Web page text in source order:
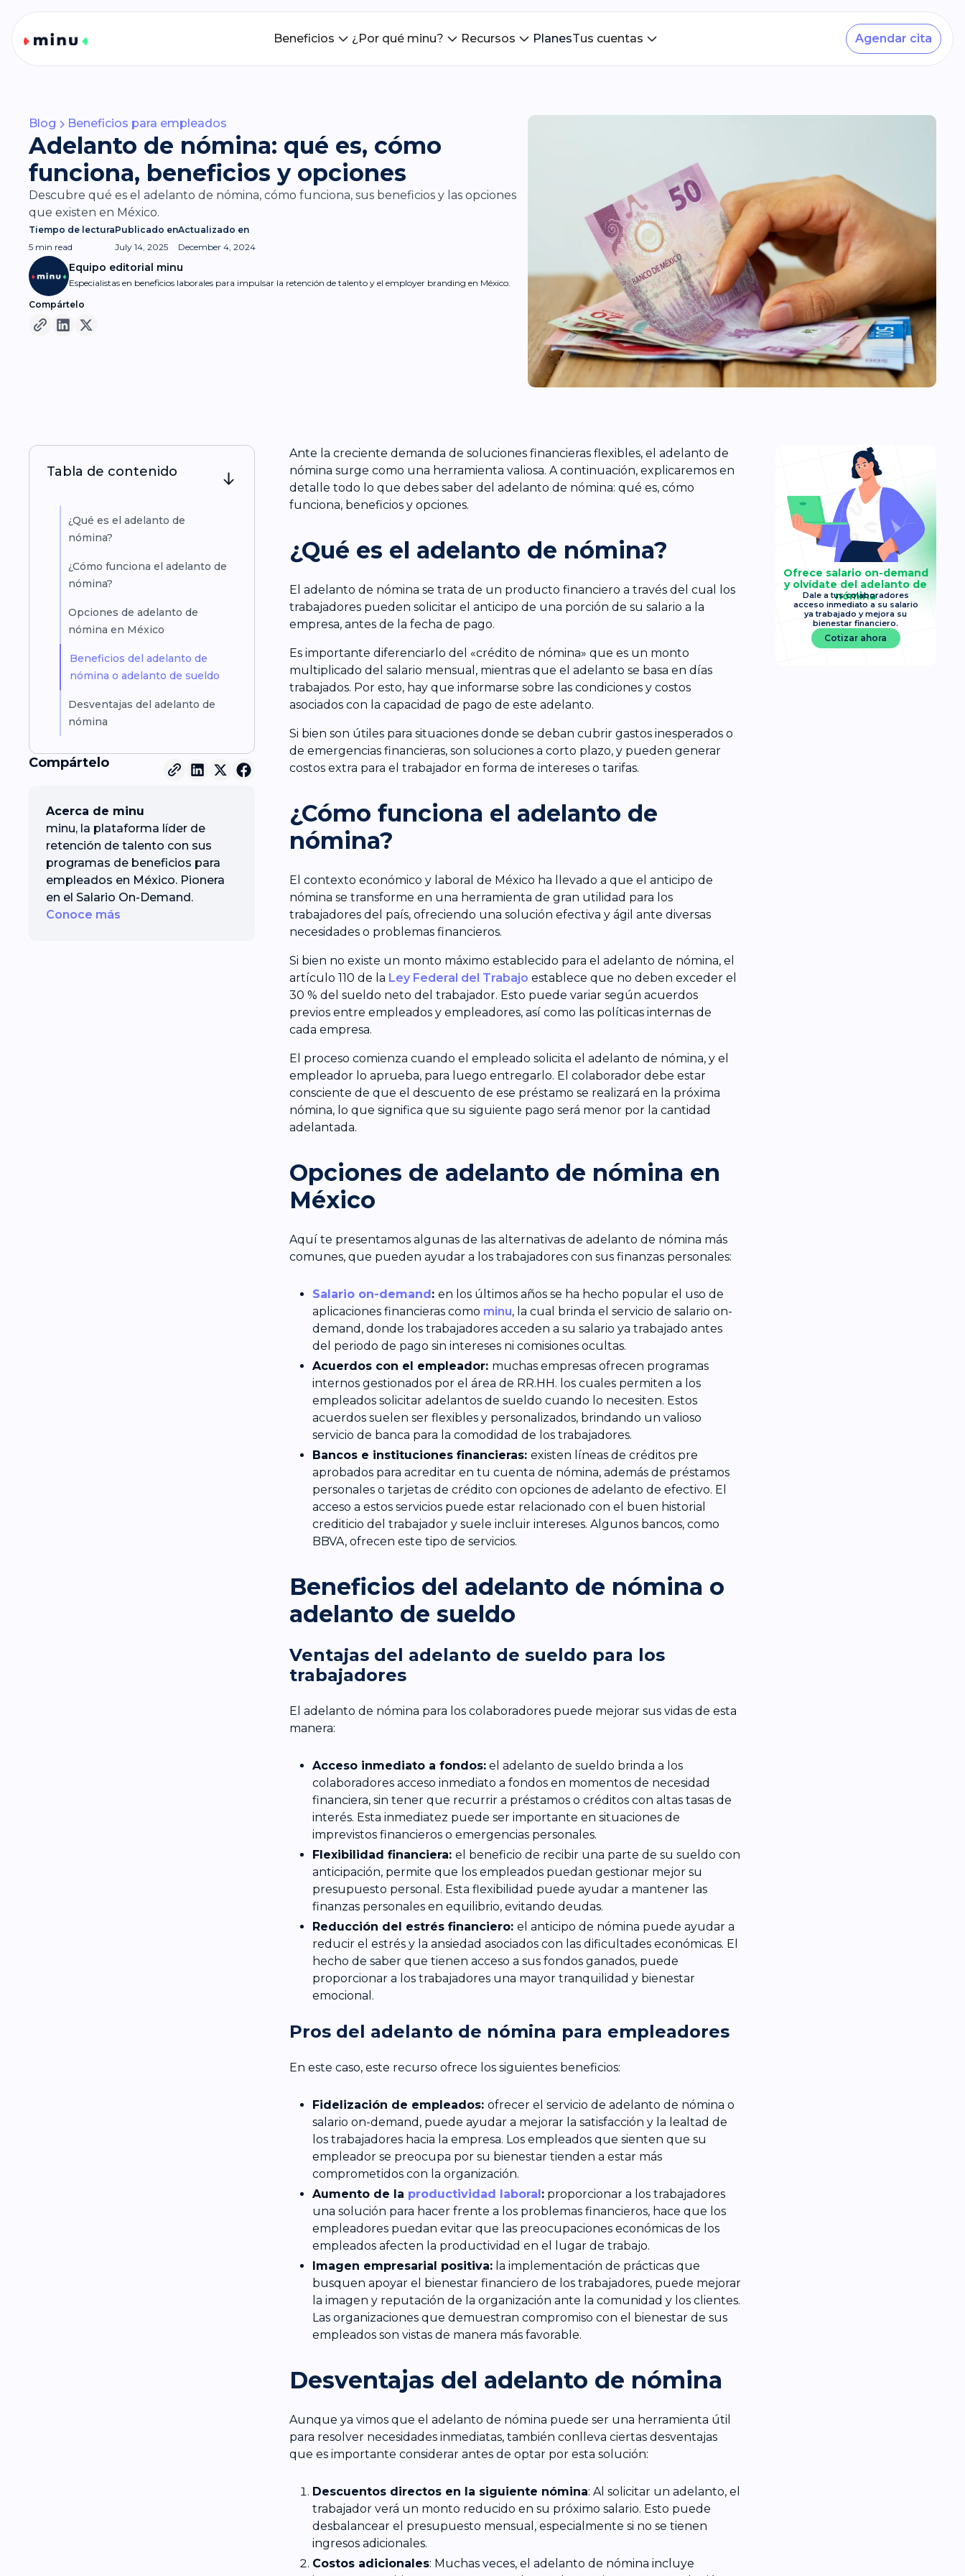
Beneficios ¿Por qué minu? Recursos PlanesTus cuentas Agendar cita
Blog Beneficios para empleados
Adelanto de nómina: qué es, cómo
funciona, beneficios y opciones
Descubre qué es el adelanto de nómina, cómo funciona, sus beneficios y las opciones
que existen en México.
Tiempo de lectura
5 min read
Publicado en
July 14, 2025
Actualizado en
December 4, 2024
Equipo editorial minu
Especialistas en beneficios laborales para impulsar la retención de talento y el employer branding en México.
Compártelo
Tabla de contenido
¿Qué es el adelanto de
nómina?
¿Cómo funciona el adelanto de
nómina?
Opciones de adelanto de
nómina en México
Beneficios del adelanto de
nómina o adelanto de sueldo
Desventajas del adelanto de
nómina
Compártelo
Acerca de minu
minu, la plataforma líder de
retención de talento con sus
programas de beneficios para
empleados en México. Pionera
en el Salario On-Demand.
Conoce más
Ante la creciente demanda de soluciones financieras flexibles, el adelanto de
nómina surge como una herramienta valiosa. A continuación, explicaremos en
detalle todo lo que debes saber del adelanto de nómina: qué es, cómo
funciona, beneficios y opciones.
¿Qué es el adelanto de nómina?
El adelanto de nómina se trata de un producto financiero a través del cual los
trabajadores pueden solicitar el anticipo de una porción de su salario a la
empresa, antes de la fecha de pago.
Es importante diferenciarlo del «crédito de nómina» que es un monto
multiplicado del salario mensual, mientras que el adelanto se basa en días
trabajados. Por esto, hay que informarse sobre las condiciones y costos
asociados con la capacidad de pago de este adelanto.
Si bien son útiles para situaciones donde se deban cubrir gastos inesperados o
de emergencias financieras, son soluciones a corto plazo, y pueden generar
costos extra para el trabajador en forma de intereses o tarifas.
¿Cómo funciona el adelanto de
nómina?
El contexto económico y laboral de México ha llevado a que el anticipo de
nómina se transforme en una herramienta de gran utilidad para los
trabajadores del país, ofreciendo una solución efectiva y ágil ante diversas
necesidades o problemas financieros.
Si bien no existe un monto máximo establecido para el adelanto de nómina, el
artículo 110 de la Ley Federal del Trabajo establece que no deben exceder el
30 % del sueldo neto del trabajador. Esto puede variar según acuerdos
previos entre empleados y empleadores, así como las políticas internas de
cada empresa.
El proceso comienza cuando el empleado solicita el adelanto de nómina, y el
empleador lo aprueba, para luego entregarlo. El colaborador debe estar
consciente de que el descuento de ese préstamo se realizará en la próxima
nómina, lo que significa que su siguiente pago será menor por la cantidad
adelantada.
Opciones de adelanto de nómina en
México
Aquí te presentamos algunas de las alternativas de adelanto de nómina más
comunes, que pueden ayudar a los trabajadores con sus finanzas personales:
Salario on-demand: en los últimos años se ha hecho popular el uso de
aplicaciones financieras como minu, la cual brinda el servicio de salario on-
demand, donde los trabajadores acceden a su salario ya trabajado antes
del periodo de pago sin intereses ni comisiones ocultas.
Acuerdos con el empleador: muchas empresas ofrecen programas
internos gestionados por el área de RR.HH. los cuales permiten a los
empleados solicitar adelantos de sueldo cuando lo necesiten. Estos
acuerdos suelen ser flexibles y personalizados, brindando un valioso
servicio de banca para la comodidad de los trabajadores.
Bancos e instituciones financieras: existen líneas de créditos pre
aprobados para acreditar en tu cuenta de nómina, además de préstamos
personales o tarjetas de crédito con opciones de adelanto de efectivo. El
acceso a estos servicios puede estar relacionado con el buen historial
crediticio del trabajador y suele incluir intereses. Algunos bancos, como
BBVA, ofrecen este tipo de servicios.
Beneficios del adelanto de nómina o
adelanto de sueldo
Ventajas del adelanto de sueldo para los
trabajadores
El adelanto de nómina para los colaboradores puede mejorar sus vidas de esta
manera:
Acceso inmediato a fondos:el adelanto de sueldo brinda a los
colaboradores acceso inmediato a fondos en momentos de necesidad
financiera, sin tener que recurrir a préstamos o créditos con altas tasas de
interés. Esta inmediatez puede ser importante en situaciones de
imprevistos financieros o emergencias personales.
Flexibilidad financiera: el beneficio de recibir una parte de su sueldo con
anticipación, permite que los empleados puedan gestionar mejor su
presupuesto personal. Esta flexibilidad puede ayudar a mantener las
finanzas personales en equilibrio, evitando deudas.
Reducción del estrés financiero: el anticipo de nómina puede ayudar a
reducir el estrés y la ansiedad asociados con las dificultades económicas. El
hecho de saber que tienen acceso a sus fondos ganados, puede
proporcionar a los trabajadores una mayor tranquilidad y bienestar
emocional.
Pros del adelanto de nómina para empleadores
En este caso, este recurso ofrece los siguientes beneficios:
Fidelización de empleados: ofrecer el servicio de adelanto de nómina o
salario on-demand, puede ayudar a mejorar la satisfacción y la lealtad de
los trabajadores hacia la empresa. Los empleados que sienten que su
empleador se preocupa por su bienestar tienden a estar más
comprometidos con la organización.
Aumento de la productividad laboral:proporcionar a los trabajadores
una solución para hacer frente a los problemas financieros, hace que los
empleadores puedan evitar que las preocupaciones económicas de los
empleados afecten la productividad en el lugar de trabajo.
Imagen empresarial positiva:la implementación de prácticas que
busquen apoyar el bienestar financiero de los trabajadores, puede mejorar
la imagen y reputación de la organización ante la comunidad y los clientes.
Las organizaciones que demuestran compromiso con el bienestar de sus
empleados son vistas de manera más favorable.
Desventajas del adelanto de nómina
Aunque ya vimos que el adelanto de nómina puede ser una herramienta útil
para resolver necesidades inmediatas, también conlleva ciertas desventajas
que es importante considerar antes de optar por esta solución:
Descuentos directos en la siguiente nómina: Al solicitar un adelanto, el
trabajador verá un monto reducido en su próximo salario. Esto puede
desbalancear el presupuesto mensual, especialmente si no se tienen
ingresos adicionales.
Costos adicionales: Muchas veces, el adelanto de nómina incluye
Ofrece salario on-demand
y olvídate del adelanto de
nómina
Dale a tus colaboradores
acceso inmediato a su salario
ya trabajado y mejora su
bienestar financiero.
Cotizar ahora